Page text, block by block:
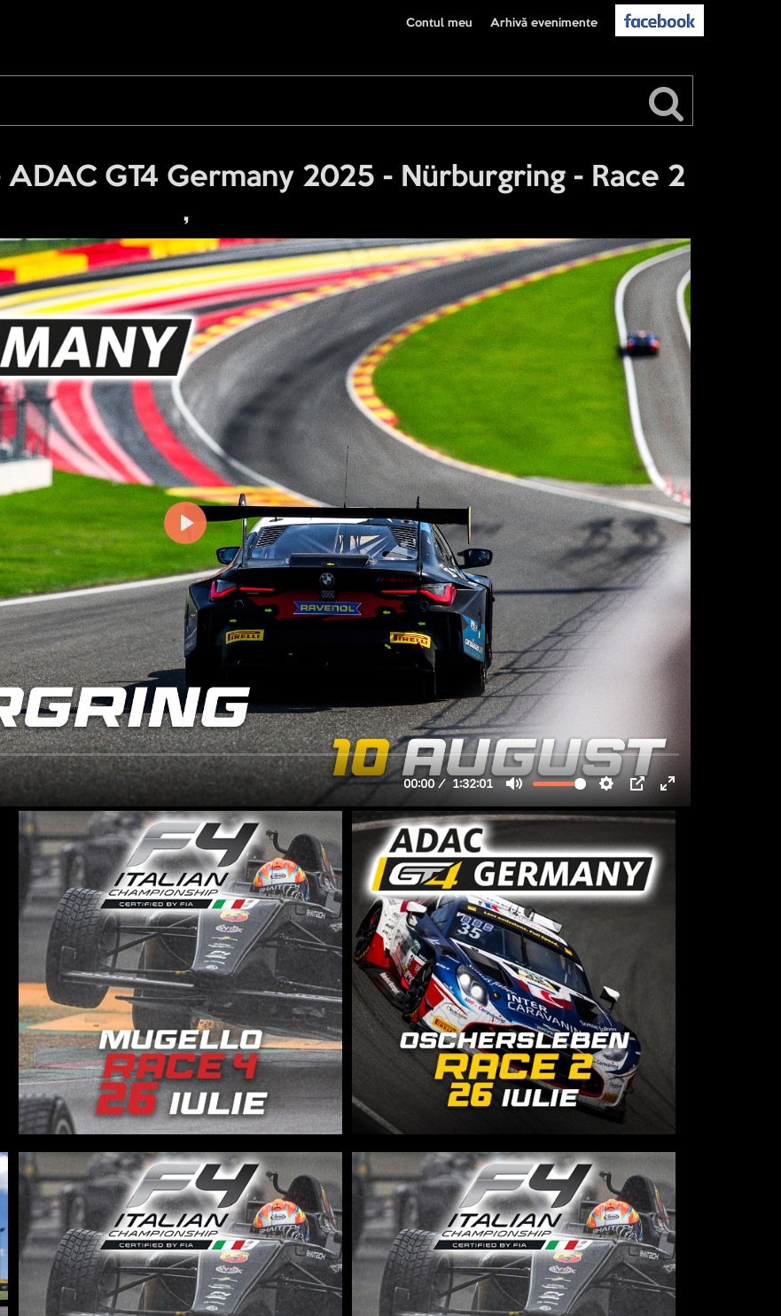
Arhivă evenimente
Contul meu
- ADAC GT4 Germany 2025 - Nürburgring - Race 2
,